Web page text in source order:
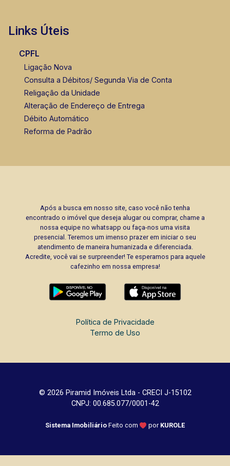
Links Úteis
CPFL
Ligação Nova
Consulta a Débitos/ Segunda Via de Conta
Religação da Unidade
Alteração de Endereço de Entrega
Débito Automático
Reforma de Padrão
Após a busca em nosso site, caso você não tenha
encontrado o imóvel que deseja alugar ou comprar, chame a
nossa equipe no whatsapp ou faça-nos uma visita
presencial. Teremos um imenso prazer em iniciar o seu
atendimento de maneira humanizada e diferenciada.
Acredite, você vai se surpreender! Te esperamos para aquele
cafezinho em nossa empresa!
Política de Privacidade
Termo de Uso
© 2026 Piramid Imóveis Ltda - CRECI J-15102
CNPJ: 00.685.077/0001-42
Sistema Imobiliário Feito com por KUROLE